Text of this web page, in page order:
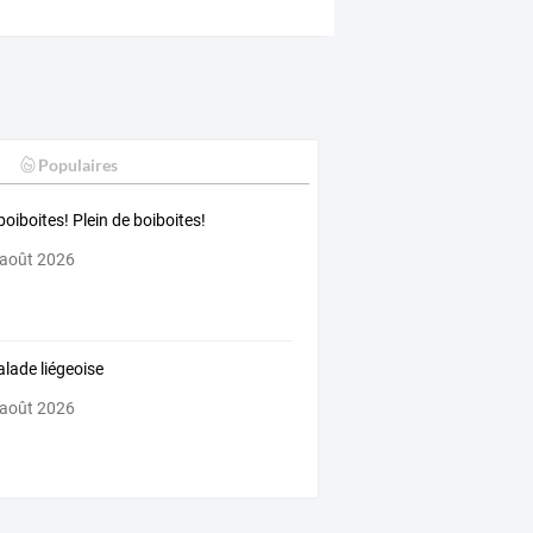
Populaires
Plein de boiboites!
2026
liégeoise
2026